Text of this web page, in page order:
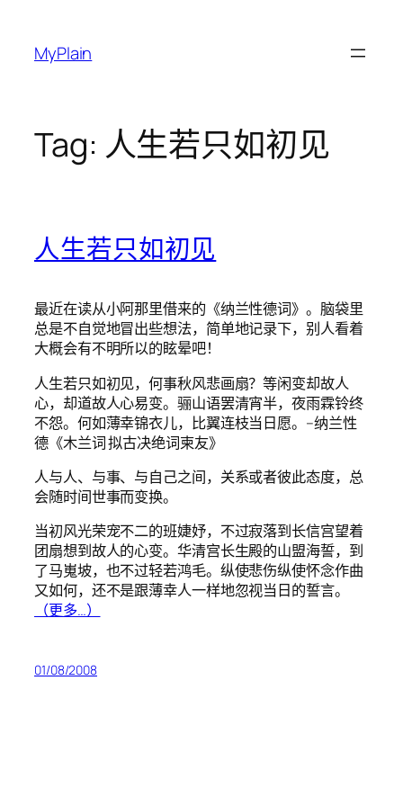
content
MyPlain
Tag: 人生若只如初见
人生若只如初见
最近在读从小阿那里借来的《纳兰性德词》。脑袋里
总是不自觉地冒出些想法，简单地记录下，别人看着
大概会有不明所以的眩晕吧！
人生若只如初见，何事秋风悲画扇？等闲变却故人
心，却道故人心易变。骊山语罢清宵半，夜雨霖铃终
不怨。何如薄幸锦衣儿，比翼连枝当日愿。–纳兰性
德《木兰词 拟古决绝词柬友》
人与人、与事、与自己之间，关系或者彼此态度，总
会随时间世事而变换。
当初风光荣宠不二的班婕妤，不过寂落到长信宫望着
团扇想到故人的心变。华清宫长生殿的山盟海誓，到
了马嵬坡，也不过轻若鸿毛。纵使悲伤纵使怀念作曲
又如何，还不是跟薄幸人一样地忽视当日的誓言。
（更多…）
01/08/2008